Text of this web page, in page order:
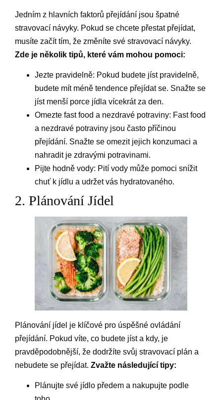
Jedním z hlavních faktorů přejídání jsou špatné
stravovací návyky. Pokud se chcete přestat přejídat,
musíte začít tím, že změníte své stravovací návyky.
Zde je několik tipů, které vám mohou pomoci:
Jezte pravidelně: Pokud budete jíst pravidelně,
budete mít méně tendence přejídat se. Snažte se
jíst menší porce jídla vícekrát za den.
Omezte fast food a nezdravé potraviny: Fast food
a nezdravé potraviny jsou často příčinou
přejídání. Snažte se omezit jejich konzumaci a
nahradit je zdravými potravinami.
Pijte hodně vody: Pití vody může pomoci snížit
chuť k jídlu a udržet vás hydratovaného.
2. Plánování Jídel
Plánování jídel je klíčové pro úspěšné ovládání
přejídání. Pokud víte, co budete jíst a kdy, je
pravděpodobnější, že dodržíte svůj stravovací plán a
nebudete se přejídat. Zvažte následující tipy:
Plánujte své jídlo předem a nakupujte podle